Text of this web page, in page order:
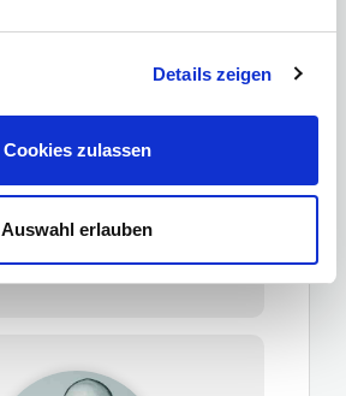
Details zeigen
Cookies zulassen
Auswahl erlauben
Anita Troller
Profil ansehen